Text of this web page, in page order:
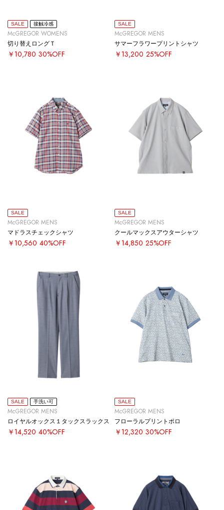
SALE 接触冷感
McGREGOR WOMENS
切り替えロングＴ
￥10,780 30%OFF
SALE
McGREGOR MENS
サマーフラワープリントシャツ
￥13,200 25%OFF
SALE
McGREGOR MENS
マドラスチェックシャツ
￥10,560 40%OFF
SALE
McGREGOR MENS
クールマックスアウターシャツ
￥14,850 25%OFF
SALE 手洗い可
McGREGOR MENS
ロイヤルオックス１タックスラックス
￥14,520 40%OFF
SALE
McGREGOR MENS
フローラルプリントポロ
￥12,320 30%OFF